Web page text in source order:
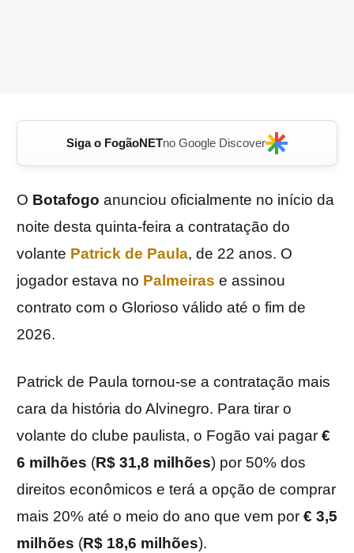
Siga o FogãoNETno Google Discover
O Botafogo anunciou oficialmente no início da
noite desta quinta-feira a contratação do
volante Patrick de Paula, de 22 anos. O
jogador estava no Palmeiras e assinou
contrato com o Glorioso válido até o fim de
2026.
Patrick de Paula tornou-se a contratação mais
cara da história do Alvinegro. Para tirar o
volante do clube paulista, o Fogão vai pagar €
6 milhões (R$ 31,8 milhões) por 50% dos
direitos econômicos e terá a opção de comprar
mais 20% até o meio do ano que vem por € 3,5
milhões (R$ 18,6 milhões).